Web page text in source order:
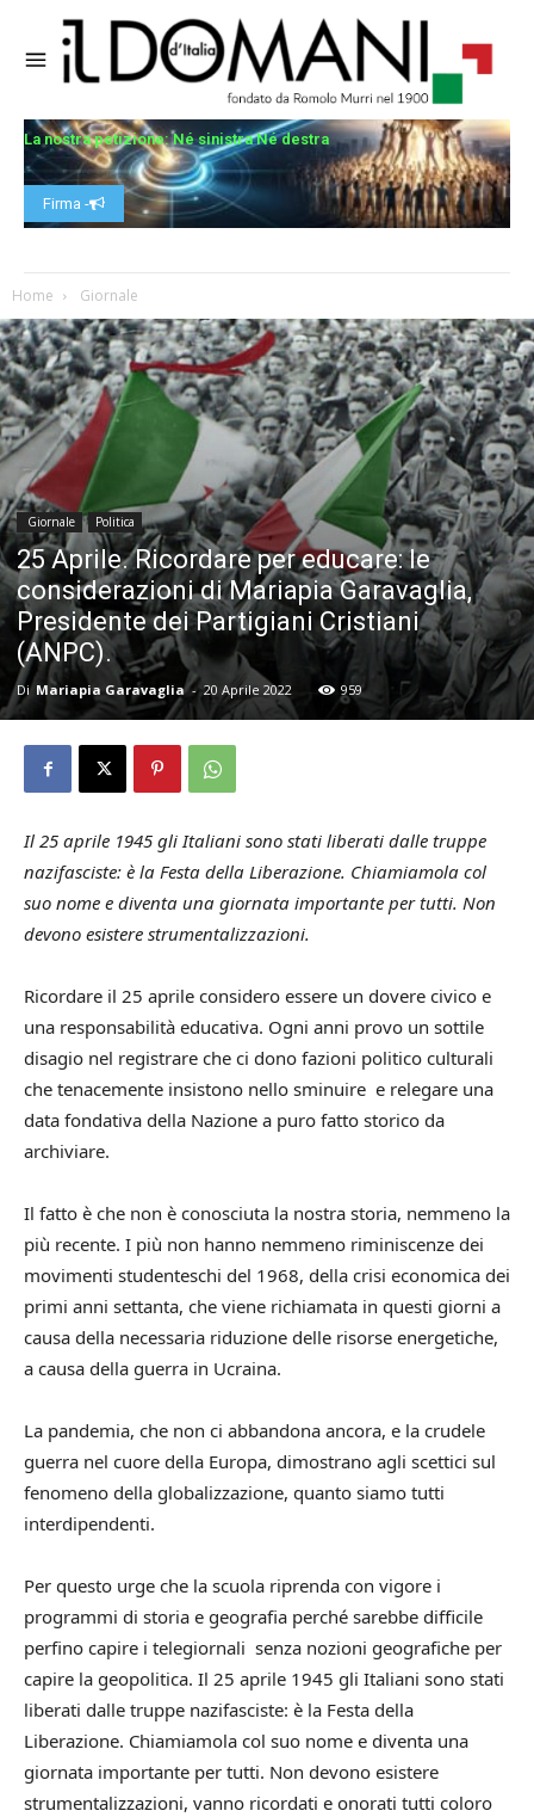
La nostra petizione: Né sinistra Né destra
Firma -
Home Giornale
Giornale Politica
25 Aprile. Ricordare per educare: le
considerazioni di Mariapia Garavaglia,
Presidente dei Partigiani Cristiani
(ANPC).
Di Mariapia Garavaglia - 20 Aprile 2022 959
Il 25 aprile 1945 gli Italiani sono stati liberati dalle truppe
nazifasciste: è la Festa della Liberazione. Chiamiamola col
suo nome e diventa una giornata importante per tutti. Non
devono esistere strumentalizzazioni.
Ricordare il 25 aprile considero essere un dovere civico e
una responsabilità educativa. Ogni anni provo un sottile
disagio nel registrare che ci dono fazioni politico culturali
che tenacemente insistono nello sminuire e relegare una
data fondativa della Nazione a puro fatto storico da
archiviare.
Il fatto è che non è conosciuta la nostra storia, nemmeno la
più recente. I più non hanno nemmeno riminiscenze dei
movimenti studenteschi del 1968, della crisi economica dei
primi anni settanta, che viene richiamata in questi giorni a
causa della necessaria riduzione delle risorse energetiche,
a causa della guerra in Ucraina.
La pandemia, che non ci abbandona ancora, e la crudele
guerra nel cuore della Europa, dimostrano agli scettici sul
fenomeno della globalizzazione, quanto siamo tutti
interdipendenti.
Per questo urge che la scuola riprenda con vigore i
programmi di storia e geografia perché sarebbe difficile
perfino capire i telegiornali senza nozioni geografiche per
capire la geopolitica. Il 25 aprile 1945 gli Italiani sono stati
liberati dalle truppe nazifasciste: è la Festa della
Liberazione. Chiamiamola col suo nome e diventa una
giornata importante per tutti. Non devono esistere
strumentalizzazioni, vanno ricordati e onorati tutti coloro